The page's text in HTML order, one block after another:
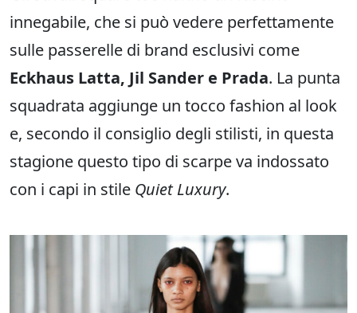
innegabile, che si può vedere perfettamente
sulle passerelle di brand esclusivi come
Eckhaus Latta, Jil Sander e Prada. La punta
squadrata aggiunge un tocco fashion al look
e, secondo il consiglio degli stilisti, in questa
stagione questo tipo di scarpe va indossato
con i capi in stile Quiet Luxury.